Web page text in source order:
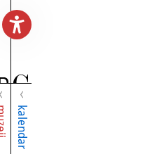
kalendar